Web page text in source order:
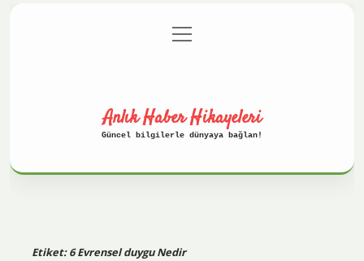
Gizlilik Politikası
menüyü
aç
Anlık Haber Hikayeleri
Güncel bilgilerle dünyaya bağlan!
Etiket:6 Evrensel duygu Nedir